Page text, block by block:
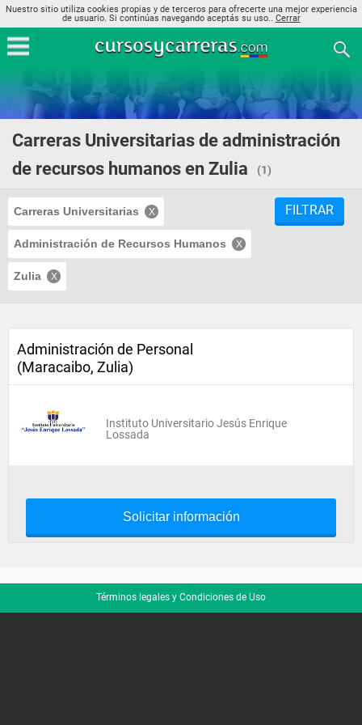
Nuestro sitio utiliza cookies propias y de terceros para ofrecerte una mejor experiencia
de usuario. Si continúas navegando aceptás su uso.. Cerrar
Carreras Universitarias de administración
de recursos humanos en Zulia
(1)
Carreras Universitarias
Administración de Recursos Humanos
Zulia
FILTRAR
Administración de Personal
(Maracaibo, Zulia)
Instituto Universitario Jesús Enrique
Lossada
Solicitar información
Términos legales y Condiciones de Uso